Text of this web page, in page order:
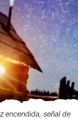
encendida, señal de